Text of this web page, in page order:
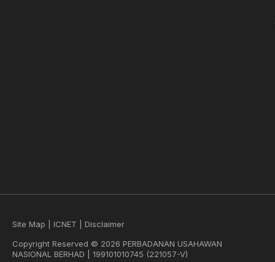
Site Map ICNET
Disclaimer
Copyright Reserved © 2026 PERBADANAN USAHAWAN
NASIONAL BERHAD | 199101010745 (221057-V)